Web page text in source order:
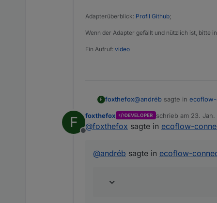
Adapterüberblick: Profil Github;
Wenn der Adapter gefällt und nützlich ist, bitte
Ein Aufruf: video
F foxthefox@andréb sagte in ecoflow-
@andrébsaid in
Dafür wäre es aber
arbeiten und
F
Offline
foxthefox DEVELOPER schrieb am 23. Jan.
zuletzt editiert von
@foxthefox sagte in ecoflow-
@andréb sagte in ecoflow-